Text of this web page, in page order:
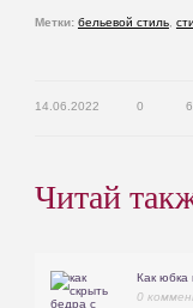
Метки: бельевой стиль,
14.06.2022 0
Читай
Как юбка
0